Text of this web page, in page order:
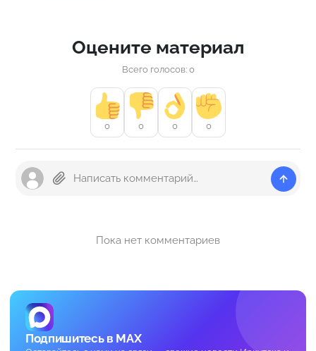
Оцените материал
Всего голосов: 0
0 0 0 0
Пока нет комментариев
Подпишитесь в MAX